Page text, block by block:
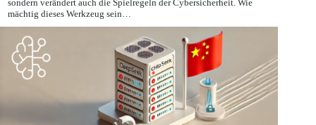
Künstliche Intelligenz (KI) revolutioniert nicht nur die Arbeitswelt,
sondern verändert auch die Spielregeln der Cybersicherheit. Wie
mächtig dieses Werkzeug sein…